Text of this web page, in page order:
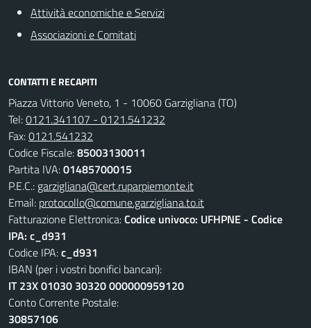
Attività economiche e Servizi
Associazioni e Comitati
CONTATTI E RECAPITI
Piazza Vittorio Veneto, 1 - 10060 Garzigliana (TO)
Tel:0121.341107 - 0121.541232
Fax:0121.541232
Codice Fiscale:85003130011
Partita IVA:01485700015
P.E.C.: garzigliana@cert.ruparpiemonte.it
Email: protocollo@comune.garzigliana.to.it
Fatturazione Elettronica:Codice univoco: UFHPNE - Codice
IPA: c_d931
Codice IPA:c_d931
IBAN (per i vostri bonifici bancari):
IT 23X 01030 30320 000000959120
Conto Corrente Postale:
30857106